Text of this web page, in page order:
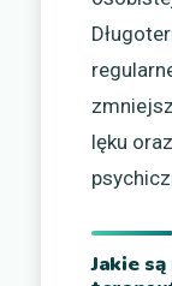
lęku
Jakie